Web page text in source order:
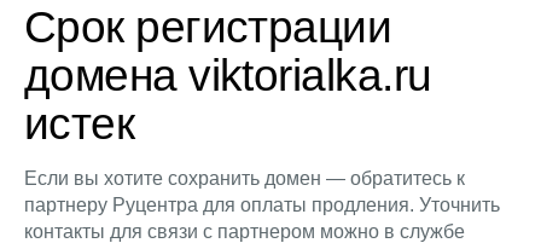
Срок регистрации
домена viktorialka.ru
истек
Если вы хотите сохранить домен — обратитесь к
партнеру Руцентра для оплаты продления. Уточнить
контакты для связи с партнером можно в службе